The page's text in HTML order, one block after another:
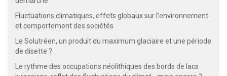
Fluctuations climatiques, effets globaux sur l’environnement
et comportement des sociétés
Le Solutréen, un produit du maximum glaciaire et une période
de disette ?
Le rythme des occupations néolithiques des bords de lacs